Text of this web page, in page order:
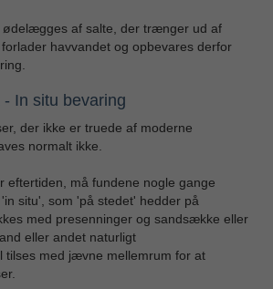
ødelægges af salte, der trænger ud af
havvandet og opbevares derfor
In situ bevaring
der ikke er truede af moderne
normalt ikke.
eftertiden, må fundene nogle gange
situ', som 'på stedet' hedder på
med presenninger og sandsække eller
eller andet naturligt
tilses med jævne mellemrum for at